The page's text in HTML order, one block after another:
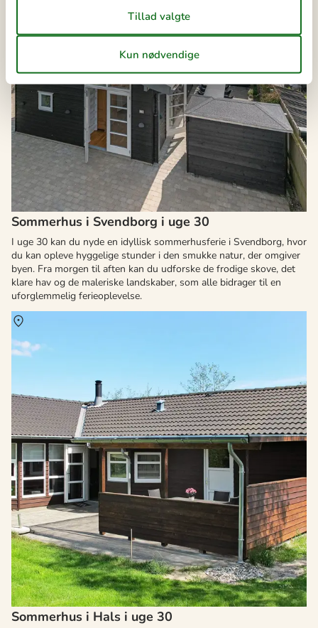
Sommerhus i Svendborg i uge 30
I uge 30 kan du nyde en idyllisk sommerhusferie i Svendborg, hvor
du kan opleve hyggelige stunder i den smukke natur, der omgiver
byen. Fra morgen til aften kan du udforske de frodige skove, det
klare hav og de maleriske landskaber, som alle bidrager til en
uforglemmelig ferieoplevelse.
Sommerhus i Hals i uge 30